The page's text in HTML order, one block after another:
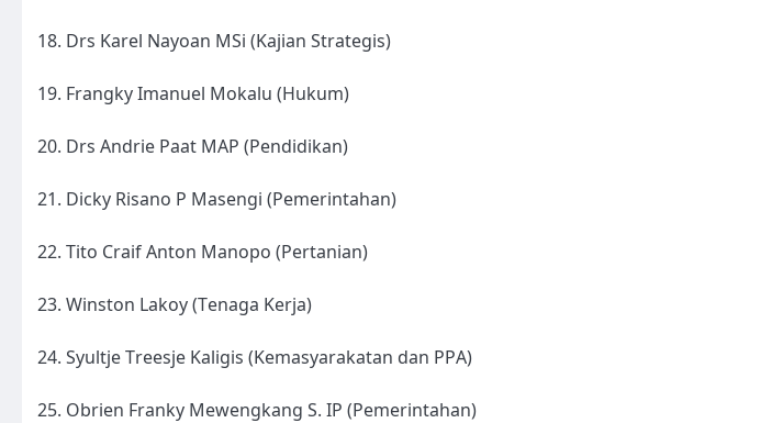
18. Drs Karel Nayoan MSi (Kajian Strategis)
19. Frangky Imanuel Mokalu (Hukum)
20. Drs Andrie Paat MAP (Pendidikan)
21. Dicky Risano P Masengi (Pemerintahan)
22. Tito Craif Anton Manopo (Pertanian)
23. Winston Lakoy (Tenaga Kerja)
24. Syultje Treesje Kaligis (Kemasyarakatan dan PPA)
25. Obrien Franky Mewengkang S. IP (Pemerintahan)